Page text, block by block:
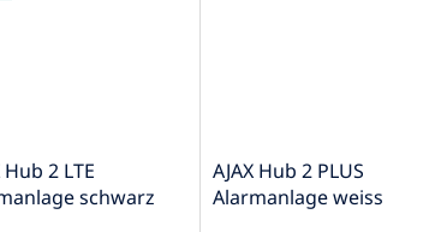
Hub 2 LTE
schwarz
AJAX Hub 2 PLUS
Alarmanlage weiss